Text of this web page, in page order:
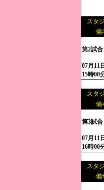
スタ
備
第2試合
07月11
15時00
スタ
備
第3試合
07月11
16時00
スタ
備